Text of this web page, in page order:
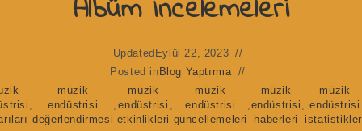
Albüm İncelemeleri
Updated Eylül 22, 2023
Posted in Blog Yaptırma
,
müzik
endüstrisi
değerlendirmesi
,
müzik
endüstrisi
etkinlikleri
,
müzik
endüstrisi
güncellemeleri
,
müzik
endüstrisi
haberleri
,
müzik
endüstrisi